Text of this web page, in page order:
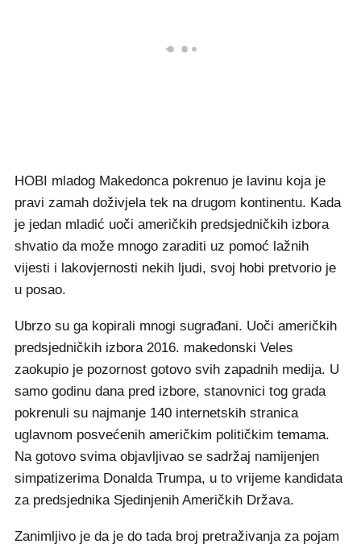
HOBI mladog Makedonca pokrenuo je lavinu koja je
pravi zamah doživjela tek na drugom kontinentu. Kada
je jedan mladić uoči američkih predsjedničkih izbora
shvatio da može mnogo zaraditi uz pomoć lažnih
vijesti i lakovjernosti nekih ljudi, svoj hobi pretvorio je
u posao.
Ubrzo su ga kopirali mnogi sugrađani. Uoči američkih
predsjedničkih izbora 2016. makedonski Veles
zaokupio je pozornost gotovo svih zapadnih medija. U
samo godinu dana pred izbore, stanovnici tog grada
pokrenuli su najmanje 140 internetskih stranica
uglavnom posvećenih američkim političkim temama.
Na gotovo svima objavljivao se sadržaj namijenjen
simpatizerima Donalda Trumpa, u to vrijeme kandidata
za predsjednika Sjedinjenih Američkih Država.
Zanimljivo je da je do tada broj pretraživanja za pojam